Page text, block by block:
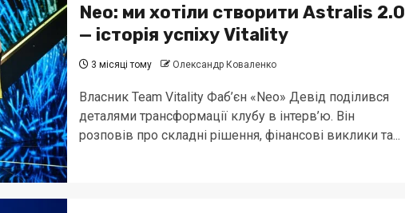
Neo: ми хотіли створити Astralis 2.0
— історія успіху Vitality
3 місяці тому Олександр Коваленко
Власник Team Vitality Фаб’єн «Neo» Девід поділився
деталями трансформації клубу в інтерв’ю. Він
розповів про складні рішення, фінансові виклики та...